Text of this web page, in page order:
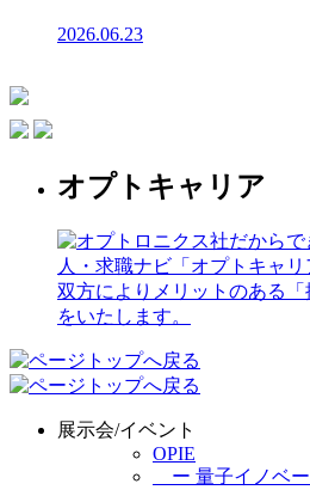
2026.06.23
オプトキャリア
展示会/イベント
OPIE
ー 量子イノベ